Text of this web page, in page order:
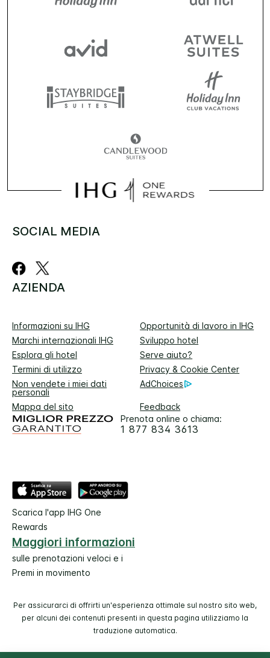
SOCIAL MEDIA
AZIENDA
Informazioni su IHG
Opportunità di lavoro in IHG
Marchi internazionali IHG
Sviluppo hotel
Esplora gli hotel
Serve aiuto?
Termini di utilizzo
Privacy & Cookie Center
Non vendete i miei dati
personali
AdChoices
Mappa del sito
Feedback
Prenota online o chiama:
1 877 834 3613
Scarica l'app IHG One
Rewards
Maggiori informazioni
sulle prenotazioni veloci e i
Premi in movimento
Per assicurarci di offrirti un'esperienza ottimale sul nostro sito web,
per alcuni dei contenuti presenti in questa pagina utilizziamo la
traduzione automatica.